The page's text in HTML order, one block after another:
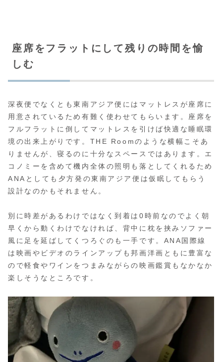
座席をフラットにして残りの時間を愉
しむ
深夜便でなくとも東南アジア便にはマットレスが座席に
用意されているため有難く使わせてもらいます。座席を
フルフラットに倒してマットレスを引けば快適な睡眠環
境の出来上がりです。THE Roomのような横幅こそあ
りませんが、寝るのに十分なスペースではあります。エ
コノミーを含めて機内全体の照明も落としてくれるため
ANAとしても夕方発の東南アジア便は仮眠してもらう
設計なのかもそれません。
別に時差があるわけではなく到着は0時前なのでよく朝
早くから動くわけでなければ、背中に枕を挟みソファー
風に足を延ばしてくつろぐのも一手です。ANA国際線
は映画やビデオのラインアップも邦画洋画ともに豊富な
ので軽食やワインをつまみながらの映画鑑賞もなかなか
楽しそうなところです。